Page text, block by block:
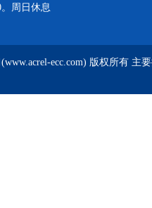
周日休息
ecc.com) 版权所有 主